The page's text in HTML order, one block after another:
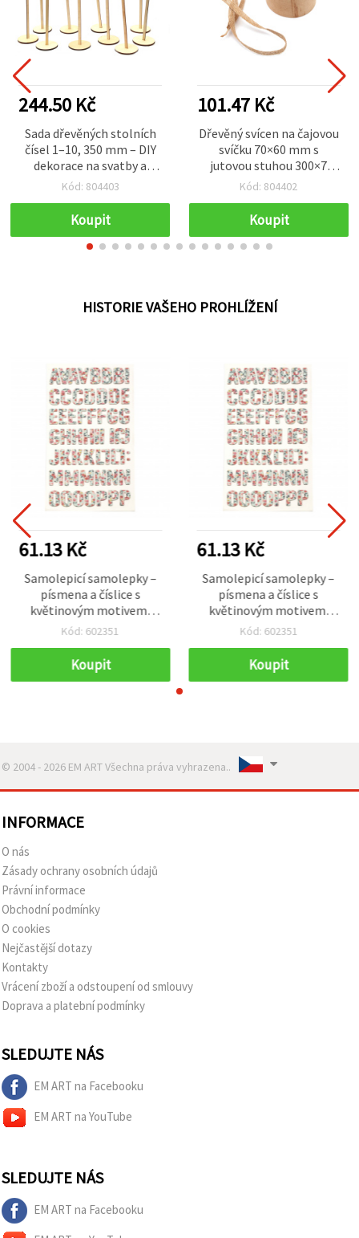
244.50 Kč
Sada dřevěných stolních
čísel 1–10, 350 mm – DIY
dekorace na svatby a
oslavy
Kód: 804403
Koupit
101.47 Kč
Dřevěný svícen na čajovou
svíčku 70×60 mm s
jutovou stuhou 300×7
mm, pro svíčku 40×25
Kód: 804402
Koupit
HISTORIE VAŠEHO PROHLÍŽENÍ
61.13 Kč
Samolepicí samolepky –
písmena a číslice s
květinovým motivem,
30×6~25 mm, 106 ks
Kód: 602351
Koupit
61.13 Kč
Samolepicí samolepky –
písmena a číslice s
květinovým motivem,
30×6~25 mm, 106 ks
Kód: 602351
Koupit
© 2004 - 2026 EM ART Všechna práva vyhrazena..
INFORMACE
O nás
Zásady ochrany osobních údajů
Právní informace
Obchodní podmínky
O cookies
Nejčastější dotazy
Kontakty
Vrácení zboží a odstoupení od smlouvy
Doprava a platební podmínky
SLEDUJTE NÁS
EM ART na Facebooku
EM ART na YouTube
SLEDUJTE NÁS
EM ART na Facebooku